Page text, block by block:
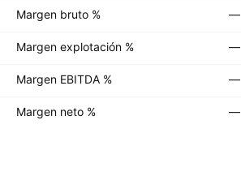
Margen bruto % —
Margen explotación % —
Margen EBITDA % —
Margen neto % —